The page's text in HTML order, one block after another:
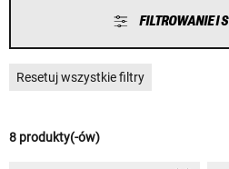
FILTROWANIE I
Resetuj wszystkie filtry
8 produkty(-ów)